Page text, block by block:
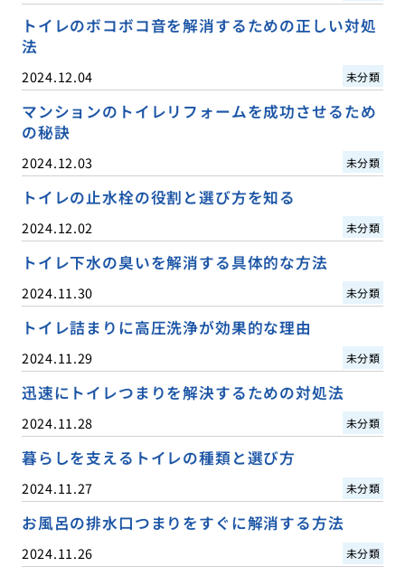
トイレのボコボコ音を解消するための正しい対処
法
2024.12.04 未分類
マンションのトイレリフォームを成功させるため
の秘訣
2024.12.03 未分類
トイレの止水栓の役割と選び方を知る
2024.12.02 未分類
トイレ下水の臭いを解消する具体的な方法
2024.11.30 未分類
トイレ詰まりに高圧洗浄が効果的な理由
2024.11.29 未分類
迅速にトイレつまりを解決するための対処法
2024.11.28 未分類
暮らしを支えるトイレの種類と選び方
2024.11.27 未分類
お風呂の排水口つまりをすぐに解消する方法
2024.11.26 未分類